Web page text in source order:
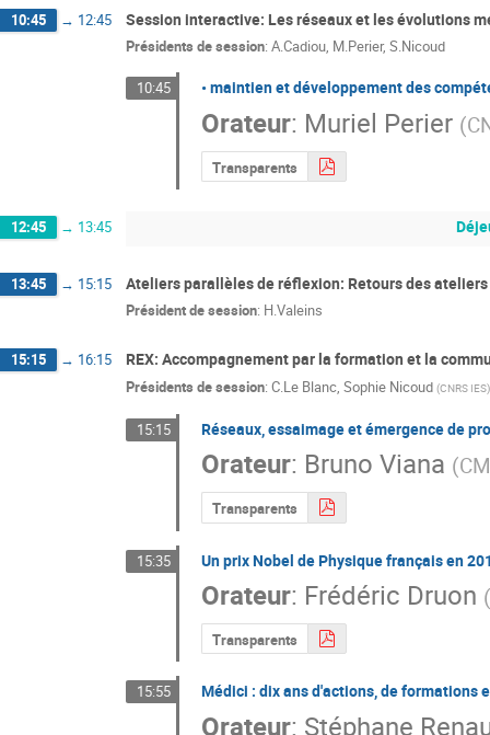
10:45 → 12:45 Session interactive: Les réseaux et les évolutions
Présidents de session: A.Cadiou, M.Perier, S.Nicoud
10:45 • maintien et développement des
Orateur: Muriel Perier (
Transparents
12:45 → 13:45
13:45 → 15:15 Ateliers parallèles de réflexion: Retours des ateliers
Président de session: H.Valeins
15:15 → 16:15 REX: Accompagnement par la formation et la
Présidents de session: C.Le Blanc, Sophie Nicoud (CNRS IES)
15:15 Réseaux, essaimage et émergence de
Orateur: Bruno Viana (
Transparents
15:35 Un prix Nobel de Physique français en
Orateur: Frédéric Druon (
Transparents
15:55 Médici : dix ans d'actions, de formations
Orateur: Stéphane